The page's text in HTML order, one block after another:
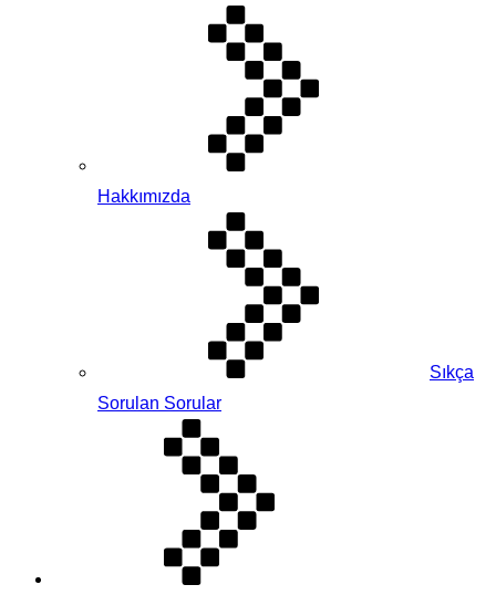
Hakkımızda
Sıkça
Sorulan Sorular